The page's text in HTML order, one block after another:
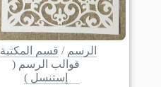
الرسم / قسم المكتبة
قوالب الرسم (
إستنسل )